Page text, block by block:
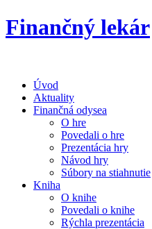
Finančný lekár
Úvod
Aktuality
Finančná odysea
O hre
Povedali o hre
Prezentácia hry
Návod hry
Súbory na stiahnutie
Kniha
O knihe
Povedali o knihe
Rýchla prezentácia